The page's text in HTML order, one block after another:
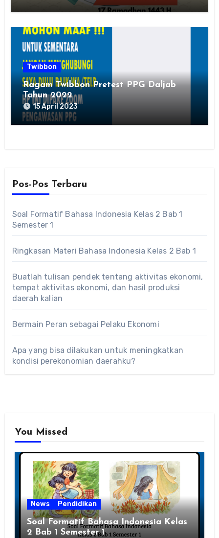
Twibbon
Ragam Twibbon Pretest PPG Daljab
Tahun 2022
15 April 2023
Pos-Pos Terbaru
Soal Formatif Bahasa Indonesia Kelas 2 Bab 1
Semester 1
Ringkasan Materi Bahasa Indonesia Kelas 2 Bab 1
Buatlah tulisan pendek tentang aktivitas ekonomi,
tempat aktivitas ekonomi, dan hasil produksi
daerah kalian
Bermain Peran sebagai Pelaku Ekonomi
Apa yang bisa dilakukan untuk meningkatkan
kondisi perekonomian daerahku?
You Missed
News Pendidikan
Soal Formatif Bahasa Indonesia Kelas
2 Bab 1 Semester 1